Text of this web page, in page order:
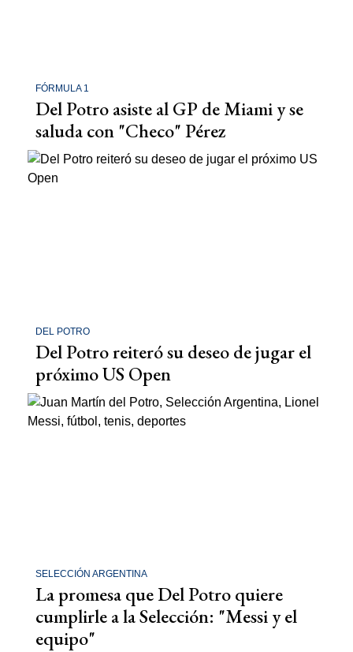
FÓRMULA 1
Del Potro asiste al GP de Miami y se
saluda con "Checo" Pérez
DEL POTRO
Del Potro reiteró su deseo de jugar el
próximo US Open
SELECCIÓN ARGENTINA
La promesa que Del Potro quiere
cumplirle a la Selección: "Messi y el
equipo"